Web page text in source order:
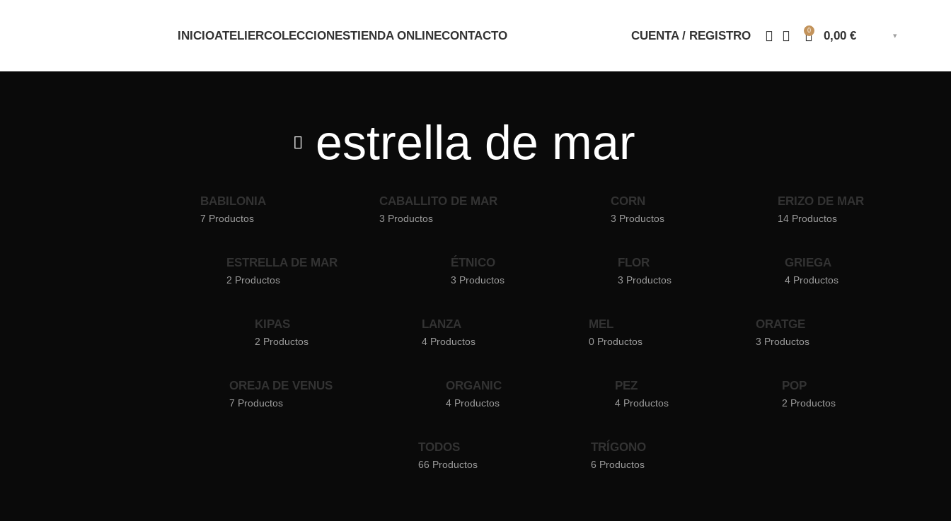
INICIOATELIERCOLECCIONESTIENDA ONLINECONTACTO CUENTA / REGISTRO 0 0,00 €
estrella de mar
BABILONIA
7 Productos
CABALLITO DE MAR
3 Productos
CORN
3 Productos
ERIZO DE MAR
14 Productos
ESTRELLA DE MAR
2 Productos
ÉTNICO
3 Productos
FLOR
3 Productos
GRIEGA
4 Productos
KIPAS
2 Productos
LANZA
4 Productos
MEL
0 Productos
ORATGE
3 Productos
OREJA DE VENUS
7 Productos
ORGANIC
4 Productos
PEZ
4 Productos
POP
2 Productos
TODOS
66 Productos
TRÍGONO
6 Productos